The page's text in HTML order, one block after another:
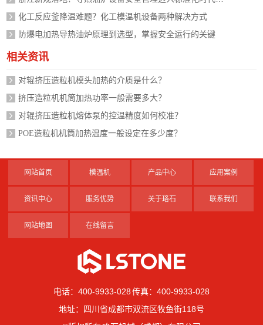
化工反应釜降温难题？化工模温机设备两种解决方式
防爆电加热导热油炉原理到选型，掌握安全运行的关键
相关资讯
对辊挤压造粒机模头加热的介质是什么？
挤压造粒机机筒加热功率一般需要多大？
对辊挤压造粒机熔体泵的控温精度如何校准？
POE造粒机机筒加热温度一般设定在多少度？
网站首页 模温机 产品中心 应用案例
资讯中心 服务优势 关于珞石 联系我们
网站地图 在线留言
电话：400-9933-028 传真：400-9933-028
地址：四川省成都市双流区牧鱼街118号